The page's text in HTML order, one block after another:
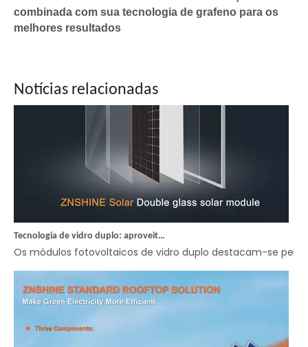
combinada com sua tecnologia de grafeno para os
melhores resultados
Notícias relacionadas
A ZNShine Solar lançou seu primeiro relatório Ambiental,
Os módulos fotovoltaicos de vidro duplo destacam-se